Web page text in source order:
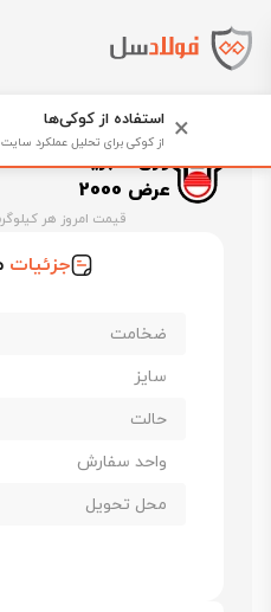
فولادسل
ورق فابریک A283 اکسین ضخامت 8 میل عرض 2000
عرض 2000
قیمت امروز هر
جزئیات
ضخامت
سایز
حالت
واحد سفارش
محل تحویل
× استفاده از کوکی‌ها
از کوکی برای تحلیل عملکرد